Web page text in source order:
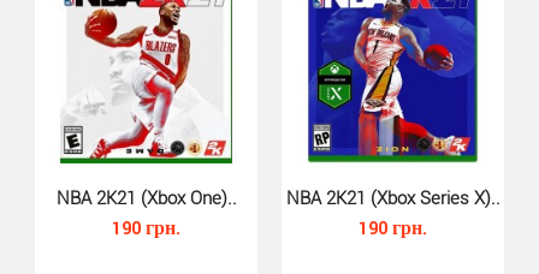
NBA 2K21 (Xbox One)..
190 грн.
NBA 2K21 (Xbox Series X)..
190 грн.